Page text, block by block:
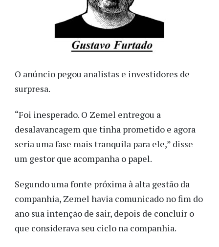
O anúncio pegou analistas e investidores de
surpresa.
“Foi inesperado. O Zemel entregou a
desalavancagem que tinha prometido e agora
seria uma fase mais tranquila para ele,” disse
um gestor que acompanha o papel.
Segundo uma fonte próxima à alta gestão da
companhia, Zemel havia comunicado no fim do
ano sua intenção de sair, depois de concluir o
que considerava seu ciclo na companhia.